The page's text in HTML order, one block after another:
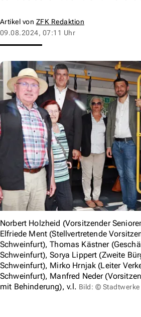
Artikel von ZFK Redaktion
09.08.2024, 07:11 Uhr
Norbert Holzheid (Vorsitzender
Elfriede Ment (Stellvertretende
Schweinfurt), Thomas Kästner
Schweinfurt), Sorya Lippert (Zweite
Schweinfurt), Mirko Hrnjak (Leiter
Schweinfurt), Manfred Neder
mit Behinderung), v.l. Bild: ©